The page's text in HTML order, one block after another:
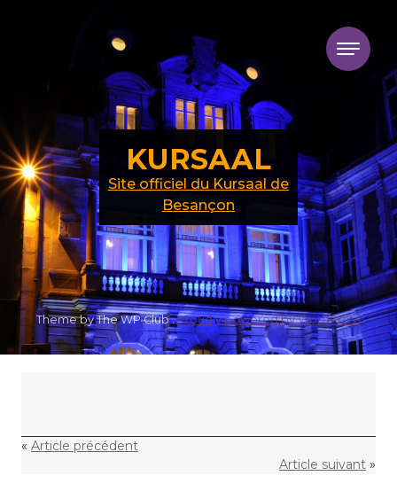
« Article précédent
Article suivant »
KURSAAL
Site officiel du Kursaal de
Besançon
Theme by The WP Club .Proudly powered by WordPress